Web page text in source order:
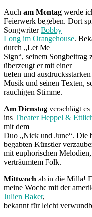
Auch am Montag werde
Feierwerk begeben. Dort
SongwriterBobby
Long im Orangehouse.
durch „Let Me
Sign“, seinem
überzeugt er mit einer
tiefen und
Musik und seinen Texten,
rauchigen Stimme.
Am Dienstag verschlägt es
ins Theater Heppel &
mit dem
Duo „Nick und June“. Die
begabten Künstler
mit euphorischen
verträumtem Folk.
Mittwoch ab in die Milla!
meine Woche mit der
Julien Baker,
bekannt für leicht